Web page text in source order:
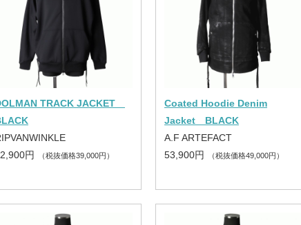
TRACK JACKET
円
（税抜価格39,000円）
Coated Hoodie Denim
Jacket BLACK
A.F ARTEFACT
53,900円
（税抜価格49,000円）